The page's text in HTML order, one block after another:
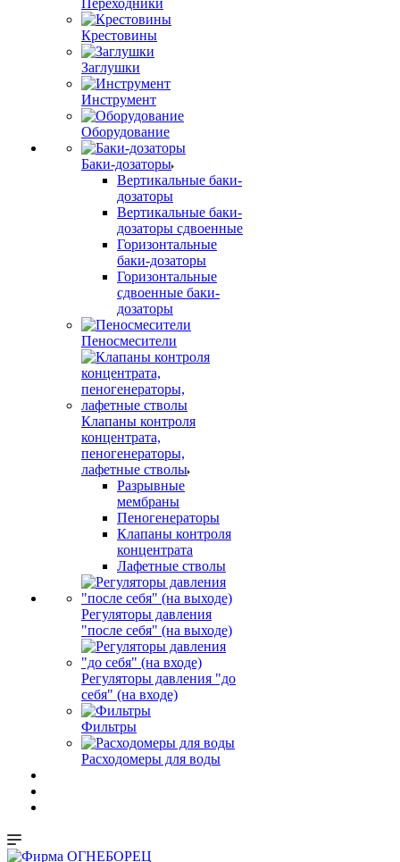
Переходники
Крестовины
Заглушки
Инструмент
Оборудование
Баки-дозаторы
Вертикальные баки-
дозаторы
Вертикальные баки-
дозаторы сдвоенные
Горизонтальные
баки-дозаторы
Горизонтальные
сдвоенные баки-
дозаторы
Пеносмесители
Клапаны контроля
концентрата,
пеногенераторы,
лафетные стволы
Разрывные
мембраны
Пеногенераторы
Клапаны контроля
концентрата
Лафетные стволы
Регуляторы давления
"после себя" (на выходе)
Регуляторы давления "до
себя" (на входе)
Фильтры
Расходомеры для воды